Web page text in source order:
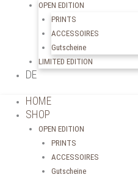
OPEN EDITION
PRINTS
ACCESSOIRES
Gutscheine
LIMITED EDITION
DE
HOME
SHOP
OPEN EDITION
PRINTS
ACCESSOIRES
Gutscheine